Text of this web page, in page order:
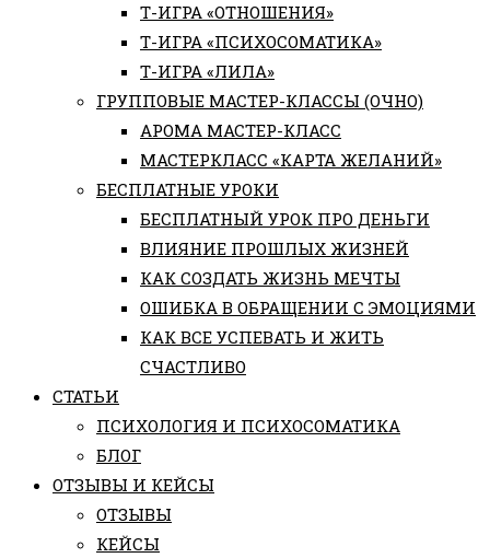
Т-ИГРА «ОТНОШЕНИЯ»
Т-ИГРА «ПСИХОСОМАТИКА»
Т-ИГРА «ЛИЛА»
ГРУППОВЫЕ МАСТЕР-КЛАССЫ (ОЧНО)
АРОМА МАСТЕР-КЛАСС
МАСТЕРКЛАСС «КАРТА ЖЕЛАНИЙ»
БЕСПЛАТНЫЕ УРОКИ
БЕСПЛАТНЫЙ УРОК ПРО ДЕНЬГИ
ВЛИЯНИЕ ПРОШЛЫХ ЖИЗНЕЙ
КАК СОЗДАТЬ ЖИЗНЬ МЕЧТЫ
ОШИБКА В ОБРАЩЕНИИ С ЭМОЦИЯМИ
КАК ВСЕ УСПЕВАТЬ И ЖИТЬ
СЧАСТЛИВО
СТАТЬИ
ПCИХОЛОГИЯ И ПСИХОСОМАТИКА
БЛОГ
ОТЗЫВЫ И КЕЙСЫ
ОТЗЫВЫ
КЕЙСЫ